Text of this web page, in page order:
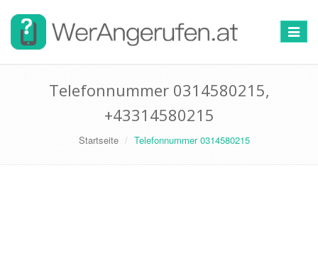
Toggle
Telefonnummer 0314580215,
+43314580215
Startseite Telefonnummer 0314580215